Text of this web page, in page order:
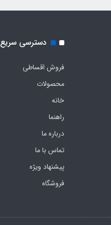
دسترسی سریع
فروش اقساطی
محصولات
خانه
راهنما
درباره ما
تماس با ما
پیشنهاد ویژه
فروشگاه